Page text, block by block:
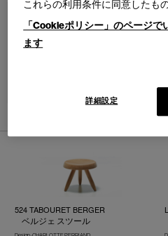
ONLINE STORE
524 TABOURET BERGER
ベルジェ スツール
これらの利用条件に同意したも
「Cookieポリシー」のページ
ます
詳細設定